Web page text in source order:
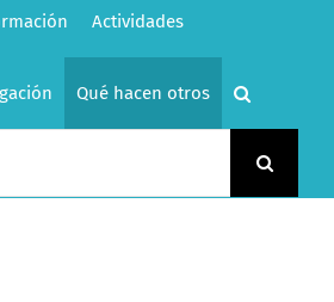
Actividades
Qué hacen otros